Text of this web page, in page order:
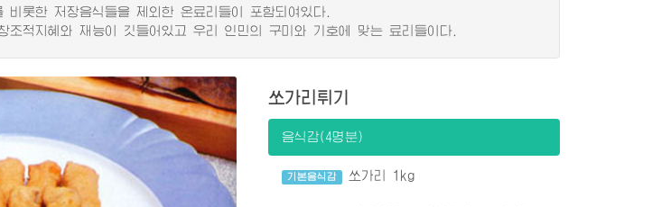
롯한 저장음식들을 제외한 온료리들이 포함되여있다.
적지혜와 재능이 깃들어있고 우리 인민의 구미와 기호에 맞는 료리들이다.
쏘가리튀기
음식감(4명분)
기본음식감 쏘가리 1kg